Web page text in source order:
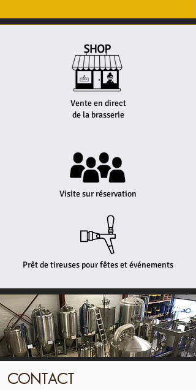
Vente en direct
de la brasserie
Visite sur réservation
Prêt de tireuses pour fêtes et événements
CONTACT